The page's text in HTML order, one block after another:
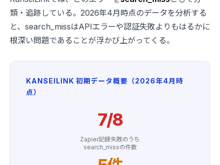
類・追跡している。2026年4月時点のデータを分析する
と、search_missはAPIエラーや認証失敗よりもはるかに
根深い問題であることが浮かび上がってくる。
KANSEILINK 初期データ概要（2026年4月時
点）
7/8
Zapier記録失敗のうち
search_missの件数